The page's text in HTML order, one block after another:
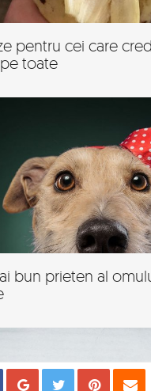
Share Distribuie
Tweet Pin
pentru cei care
toate
bun prieten al